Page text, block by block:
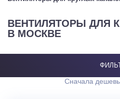
ВЕНТИЛЯТОРЫ ДЛЯ
В МОСКВЕ
Сначала